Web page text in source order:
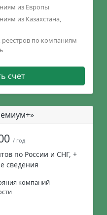
из Европы
из Казахстана,
по компаниям
счет
/ год
по России и СНГ, +
сведения
компаний